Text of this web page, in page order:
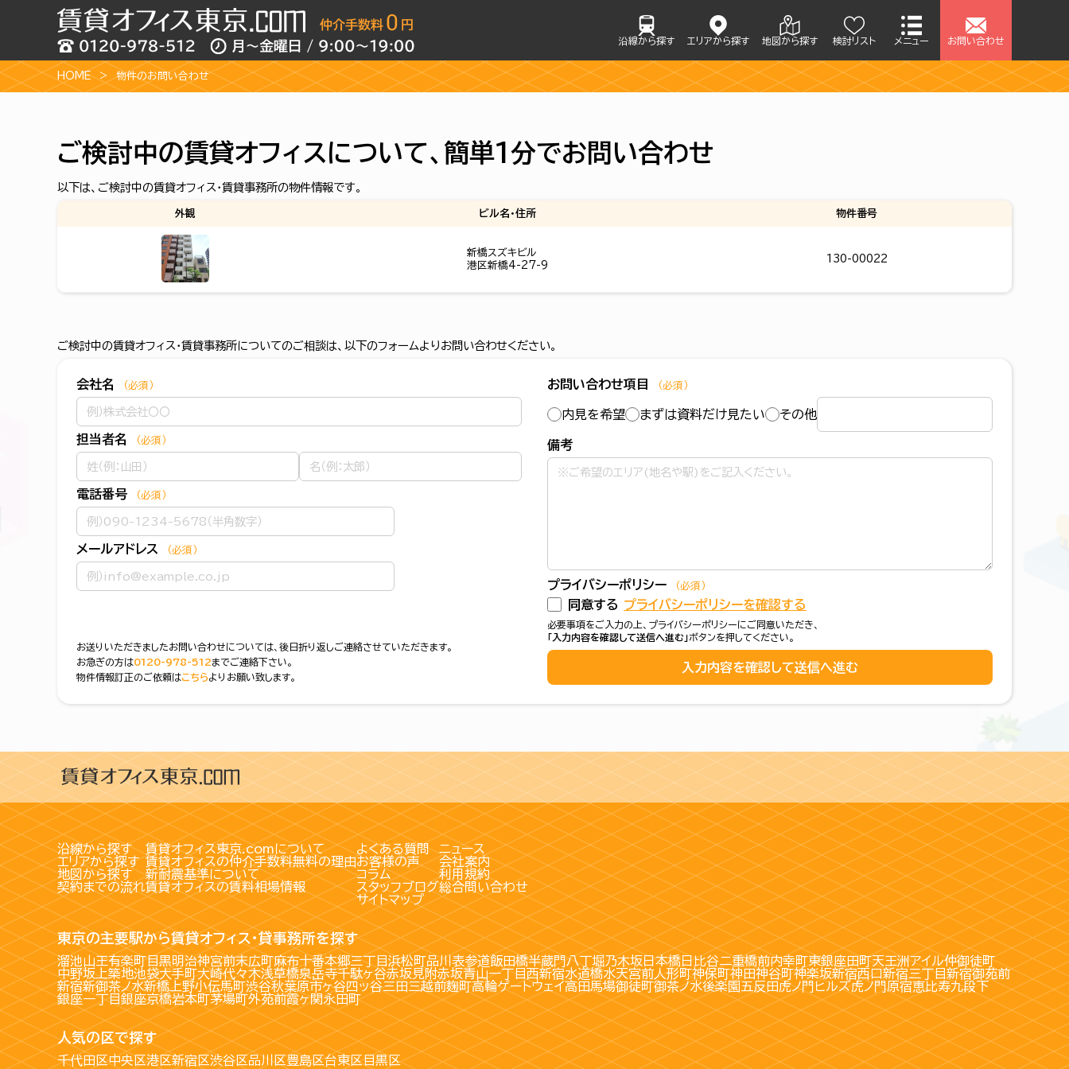
沿線から探す エリアから探す 地図から探す 検討リスト メニュー お問い合わせ
HOME 物件のお問い合わせ
ご検討中の賃貸オフィスについて、簡単1分でお問い合わせ
以下は、ご検討中の賃貸オフィス・賃貸事務所の物件情報です。
外観 ビル名・住所 物件番号
新橋スズキビル
港区新橋4-27-9
130-00022
ご検討中の賃貸オフィス・賃貸事務所についてのご相談は、以下のフォームよりお問い合わせください。
会社名 （必須）
担当者名 （必須）
電話番号 （必須）
メールアドレス （必須）
お送りいただきましたお問い合わせについては、後日折り返しご連絡させていただきます。
お急ぎの方は0120-978-512までご連絡下さい。
物件情報訂正のご依頼はこちらよりお願い致します。
お問い合わせ項目 （必須）
内見を希望 まずは資料だけ見たい その他
備考
プライバシーポリシー （必須）
同意する プライバシーポリシーを確認する
必要事項をご入力の上、プライバシーポリシーにご同意いただき、
「入力内容を確認して送信へ進む」ボタンを押してください。
入力内容を確認して送信へ進む
沿線から探す
エリアから探す
地図から探す
契約までの流れ
賃貸オフィス東京.comについて
賃貸オフィスの仲介手数料無料の理由
新耐震基準について
賃貸オフィスの賃料相場情報
よくある質問
お客様の声
コラム
スタッフブログ
サイトマップ
ニュース
会社案内
利用規約
総合問い合わせ
東京の主要駅から賃貸オフィス・貸事務所を探す
溜池山王有楽町目黒明治神宮前末広町麻布十番本郷三丁目浜松町品川表参道飯田橋半蔵門八丁堀乃木坂日本橋日比谷二重橋前内幸町東銀座田町天王洲アイル仲御徒町
中野坂上築地池袋大手町大崎代々木浅草橋泉岳寺千駄ヶ谷赤坂見附赤坂青山一丁目 西新宿水道橋水天宮前 人形町神保町神田神谷町神楽坂新宿西口新宿三丁目新宿御苑前
新宿新御茶ノ水新橋上野小伝馬町渋谷秋葉原市ヶ谷四ッ谷三田三越前麹町高輪ゲートウェイ高田馬場御徒町御茶ノ水後楽園五反田虎ノ門ヒルズ虎ノ門原宿恵比寿九段下
銀座一丁目銀座京橋岩本町茅場町外苑前霞ヶ関永田町
人気の区で探す
千代田区中央区港区新宿区渋谷区品川区豊島区台東区目黒区